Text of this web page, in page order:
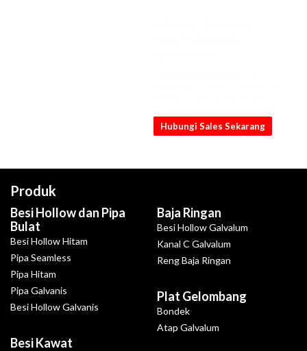
Hubungi Sales Sekarang
Produk
Besi Hollow dan Pipa
Bulat
Besi Hollow Hitam
Pipa Seamless
Pipa Hitam
Pipa Galvanis
Besi Hollow Galvanis
Besi Kawat
Baja Ringan
Besi Hollow Galvalum
Kanal C Galvalum
Reng Baja Ringan
Plat Gelombang
Bondek
Atap Galvalum